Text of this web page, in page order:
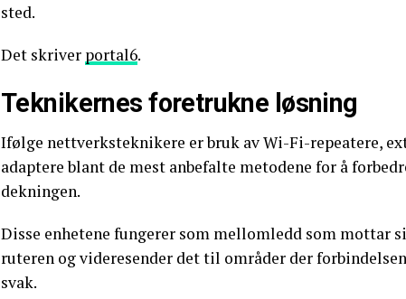
sted.
Det skriver portal6.
Teknikernes foretrukne løsning
Ifølge nettverksteknikere er bruk av Wi-Fi-repeatere,
adaptere blant de mest anbefalte metodene for å
dekningen.
Disse enhetene fungerer som mellomledd som mottar
ruteren og videresender det til områder der
svak.